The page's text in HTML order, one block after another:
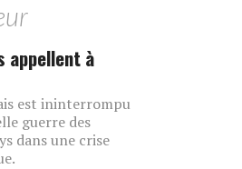
appellent à
est ininterrompu
guerre des
dans une crise